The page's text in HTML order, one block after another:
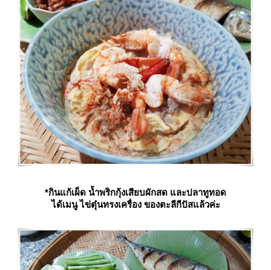
*กินแก้เผ็ด น้ำพริกกุ้งเสียบผักสด และปลาทูทอด
ได้เมนู ไข่ตุ๋นทรงเครื่อง ของตะลีกีปัสแล้วค่ะ